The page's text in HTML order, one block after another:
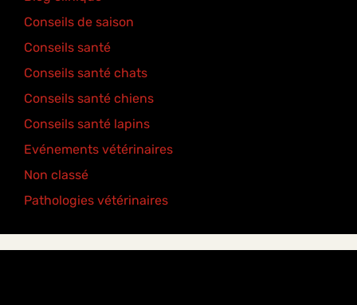
Conseils de saison
Conseils santé
Conseils santé chats
Conseils santé chiens
Conseils santé lapins
Evénements vétérinaires
Non classé
Pathologies vétérinaires